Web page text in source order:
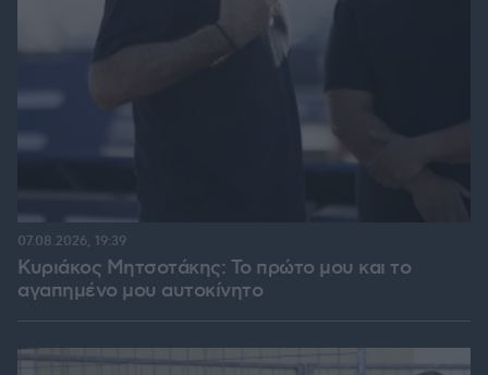
Κυριάκος Μητσοτάκης: Το πρώτο μου και το
αγαπημένο μου αυτοκίνητο
07.08.2026, 19:39